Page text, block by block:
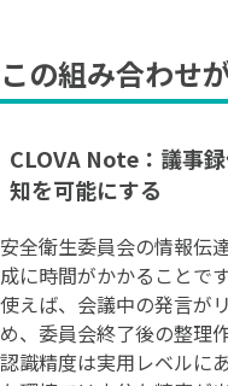
この組み合わせ
CLOVA Note：議事
知を可能にする
安全衛生委員会の情報伝
成に時間がかかることで
使えば、会議中の発言が
め、委員会終了後の整理
認識精度は実用レベルに